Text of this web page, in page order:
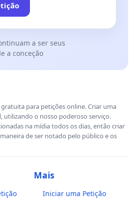
a ser seus
a conceção
para petições online. Criar uma
utilizando o nosso poderoso serviço.
na mídia todos os dias, então criar
de ser notado pelo público e os
Mais
Iniciar uma Petição